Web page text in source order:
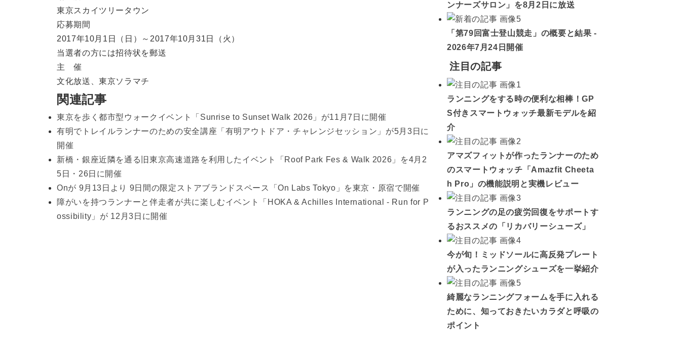
東京スカイツリータウン
応募期間
2017年10月1日（日）～2017年10月31日（火）
当選者の方には招待状を郵送
主 催
文化放送、東京ソラマチ
関連記事
東京を歩く都市型ウォークイベント「Sunrise to Sunset Walk 2026」が11月7日に開催
有明でトレイルランナーのための安全講座「有明アウトドア・チャレンジセッション」が5月3日に
開催
新橋・銀座近隣を通る旧東京高速道路を利用したイベント「Roof Park Fes & Walk 2026」を4月2
5日・26日に開催
Onが 9月13日より 9日間の限定ストアブランドスペース「On Labs Tokyo」を東京・原宿で開催
障がいを持つランナーと伴走者が共に楽しむイベント「HOKA & Achilles International - Run for P
ossibility」が 12月3日に開催
ンナーズサロン」を8月2日に放送
「第79回富士登山競走」の概要と結果 -
2026年7月24日開催
注目の記事
ランニングをする時の便利な相棒！GP
S付きスマートウォッチ最新モデルを紹
介
アマズフィットが作ったランナーのため
のスマートウォッチ「Amazfit Cheeta
h Pro」の機能説明と実機レビュー
ランニングの足の疲労回復をサポートす
るおススメの「リカバリーシューズ」
今が旬！ミッドソールに高反発プレート
が入ったランニングシューズを一挙紹介
綺麗なランニングフォームを手に入れる
ために、知っておきたいカラダと呼吸の
ポイント